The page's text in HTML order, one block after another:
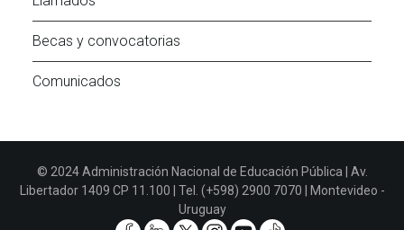
Becas y convocatorias
Comunicados
© 2024 Administración Nacional de Educación Pública | Av.
Libertador 1409 CP 11.100 | Tel. (+598) 2900 7070 | Montevideo -
Uruguay